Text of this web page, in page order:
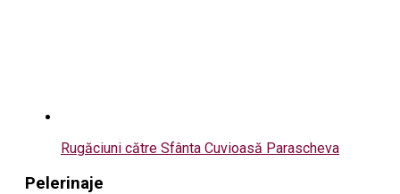
Rugăciuni către Sfânta Cuvioasă Parascheva
Pelerinaje